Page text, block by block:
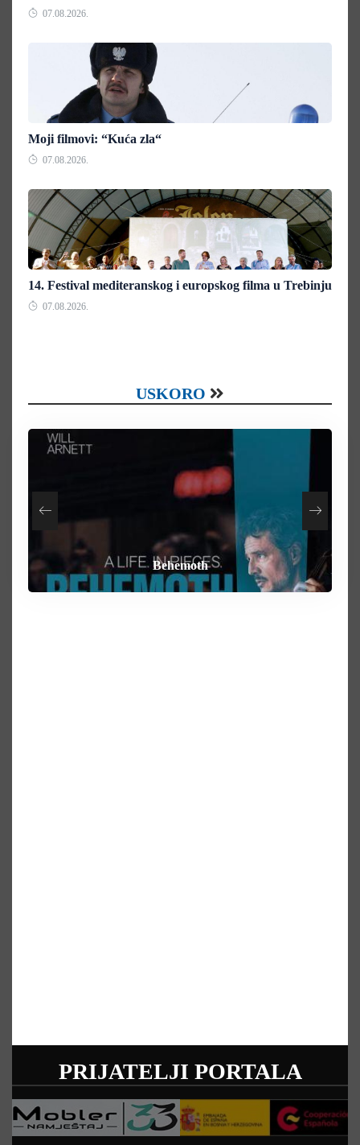
07.08.2026.
Moji filmovi: “Kuća zla“
07.08.2026.
14. Festival mediteranskog i europskog filma u Trebinju
07.08.2026.
USKORO
Heart of the Beast
Behemoth
How To Rob A Bank
By Any Means
PRIJATELJI PORTALA